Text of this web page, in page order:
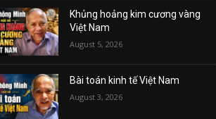
Khủng hoảng kim cương vàng
Việt Nam
August 5, 2026
Bài toán kinh tế Việt Nam
August 3, 2026